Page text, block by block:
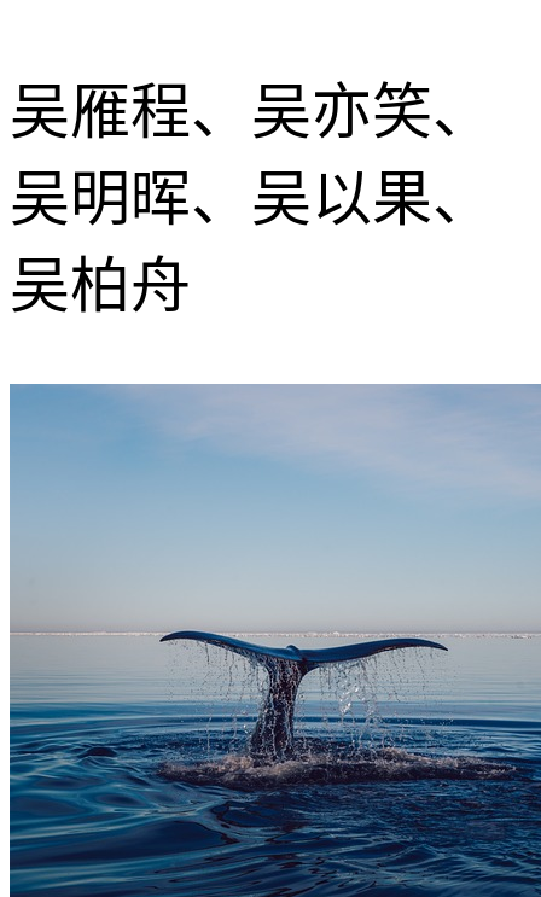
吴雁程、吴亦笑、
吴明晖、吴以果、
吴柏舟